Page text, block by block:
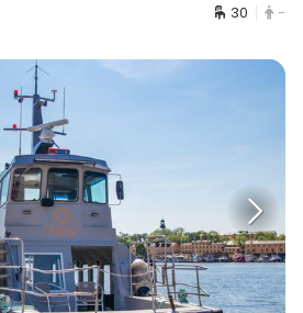
30 -